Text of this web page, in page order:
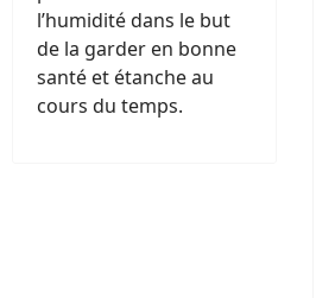
l’humidité dans le but
de la garder en bonne
santé et étanche au
cours du temps.